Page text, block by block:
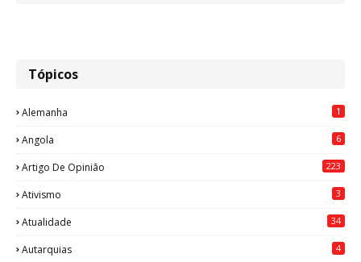
Tópicos
Alemanha 1
Angola 6
Artigo De Opinião 223
Ativismo 3
Atualidade 34
Autarquias 4